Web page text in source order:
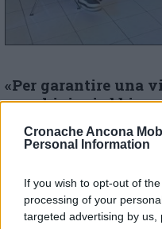
Cronache Ancona
Personal Information
If you wish to opt-out of
processing of your
targeted advertising by
«Per garantire una
marchigiani
continuare a co-
associazione – ha
sociale, vedere
che possono
soprattutto